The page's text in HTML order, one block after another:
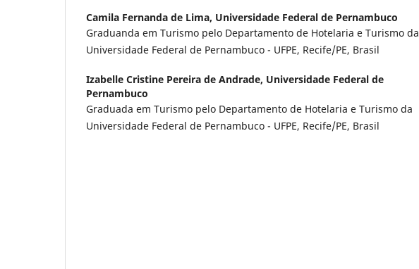
Camila Fernanda de Lima, Universidade Federal de Pernambuco
Graduanda em Turismo pelo Departamento de Hotelaria e Turismo da
Universidade Federal de Pernambuco - UFPE, Recife/PE, Brasil
Izabelle Cristine Pereira de Andrade, Universidade Federal de
Pernambuco
Graduada em Turismo pelo Departamento de Hotelaria e Turismo da
Universidade Federal de Pernambuco - UFPE, Recife/PE, Brasil